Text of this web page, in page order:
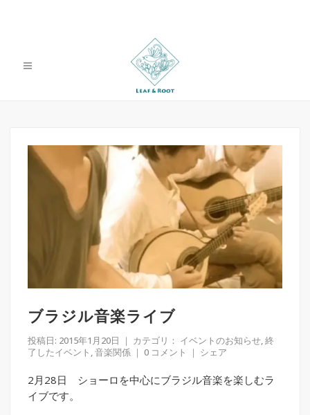
ブラジル音楽ライブ
投稿日: 2015年1月20日 ｜ カテゴリ： イベントのお知らせ,終
了したイベント ,音楽関係 ｜ 0 コメント ｜ シェア
2月28日 ショーロを中心にブラジル音楽を楽しむラ
イブです。